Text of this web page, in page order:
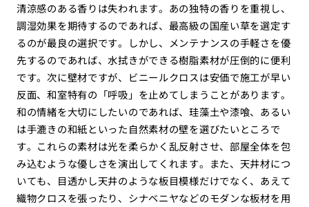
清涼感のある香りは失われます。あの独特の香りを重視し、
調湿効果を期待するのであれば、最高級の国産い草を選定す
るのが最良の選択です。しかし、メンテナンスの手軽さを優
先するのであれば、水拭きができる樹脂素材が圧倒的に便利
です。次に壁材ですが、ビニールクロスは安価で施工が早い
反面、和室特有の「呼吸」を止めてしまうことがあります。
和の情緒を大切にしたいのであれば、珪藻土や漆喰、あるい
は手漉きの和紙といった自然素材の壁を選びたいところで
す。これらの素材は光を柔らかく乱反射させ、部屋全体を包
み込むような優しさを演出してくれます。また、天井材につ
いても、目透かし天井のような板目模様だけでなく、あえて
織物クロスを張ったり、シナベニヤなどのモダンな板材を用